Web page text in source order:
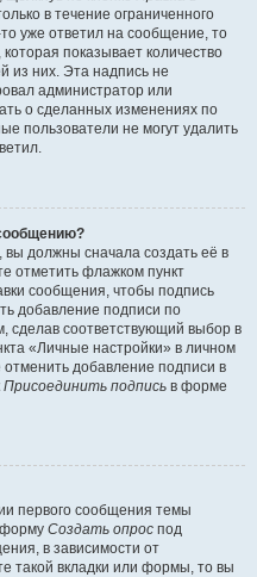
в течение ограниченного
уже ответил на сообщение, то
показывает количество
из них. Эта надпись не
администратор или
о сделанных изменениях по
пользователи не могут удалить
должны сначала создать её в
отметить флажком пункт
сообщения, чтобы подпись
добавление подписи по
соответствующий выбор в
«Личные настройки» в личном
добавление подписи в
Присоединить подпись в форме
первого сообщения темы
форму Создать опрос под
в зависимости от
такой вкладки или формы, то вы